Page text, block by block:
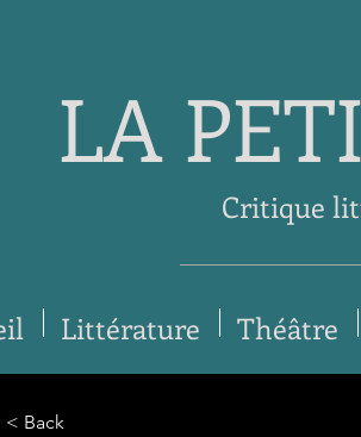
LA
Critique
Littérature Théâtre
< Back